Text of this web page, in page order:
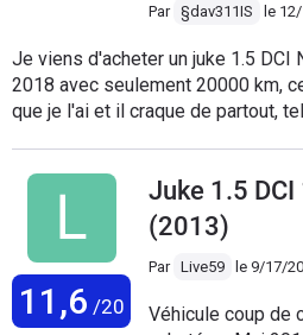
point de vue qualité/prix, j'en ai
Par §dav311IS le
Je viens d'acheter un juke 1.5 DCI
2018 avec seulement 20000 km,
que je l'ai et il craque de partout,
il est extrêmement raide sur la
on a l'impression qu'il tient pas la
voiture saute sur la route, j'ai
comme si j'étais dans un kart!!!
du moteur(surtout au ralenti, on
de roulement sur route il faudrait
11,6 /20
Juke 1.5 DCI
(2013)
Par Live59 le 9/17/
Véhicule coup de